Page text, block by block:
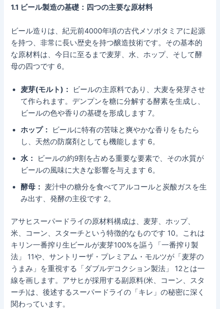
1.1 ビール製造の基礎：四つの主要な原材料
ビール造りは、紀元前4000年頃の古代メソポタミアに起源
を持つ、非常に長い歴史を持つ醸造技術です。その基本的
な原材料は、今日に至るまで麦芽、水、ホップ、そして酵
母の四つです 6。
麦芽(モルト)：
ビールの主原料であり、大麦を発芽させ
て作られます。デンプンを糖に分解する酵素を生成し、
ビールの色や香りの基礎を形成します 7。
ホップ：
ビールに特有の苦味と爽やかな香りをもたら
し、天然の防腐剤としても機能します 6。
水：
ビールの約9割を占める重要な要素で、その水質が
ビールの風味に大きな影響を与えます 6。
酵母：
麦汁中の糖分を食べてアルコールと炭酸ガスを生
み出す、発酵の主役です 2。
アサヒスーパードライの原材料構成は、麦芽、ホップ、
米、コーン、スターチという特徴的なものです 10。これは
キリン一番搾り生ビールが麦芽100%を謳う「一番搾り製
法」 11や、サントリーザ・プレミアム・モルツが「麦芽の
うまみ」を重視する「ダブルデコクション製法」 12とは一
線を画します。アサヒが採用する副原料(米、コーン、スタ
ーチ)は、後述するスーパードライの「キレ」の秘密に深く
関わっています。